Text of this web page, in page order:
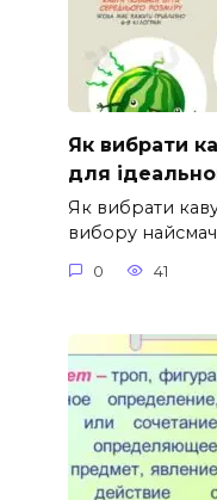
Як вибрати
для
Як вибрати
вибору
0 41